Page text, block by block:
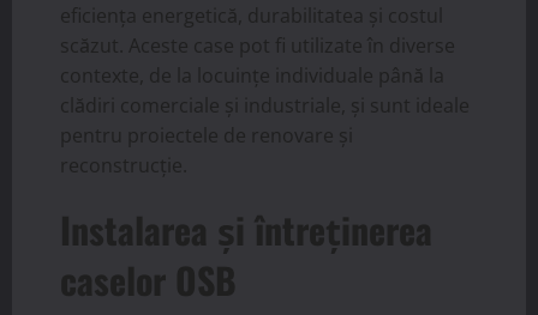
eficiența energetică, durabilitatea și costul
scăzut. Aceste case pot fi utilizate în diverse
contexte, de la locuințe individuale până la
clădiri comerciale și industriale, și sunt ideale
pentru proiectele de renovare și
reconstrucție.
Instalarea și întreținerea
caselor OSB